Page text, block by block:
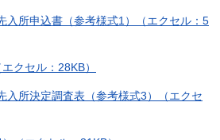
入所申込書（参考様式1）（エクセル：5
クセル：28KB）
入所決定調査表（参考様式3）（エクセ